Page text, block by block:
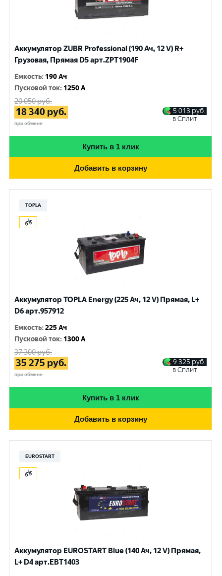
Аккумулятор ZUBR Professional (190 Ач, 12 V) R+
Грузовая, Прямая D5 арт.ZPT1904F
Емкость: 190 Ач
Пусковой ток: 1250 A
20 050руб.
18 340 руб.
при обмене
5 013 руб.
в Сплит
Купить в 1 клик
Добавить в корзину
TOPLA
Аккумулятор TOPLA Energy (225 Ач, 12 V) Прямая, L+
D6 арт.957912
Емкость:225 Ач
Пусковой ток: 1300 A
37 300руб.
35 275 руб.
при обмене
9 325 руб.
в Сплит
Купить в 1 клик
Добавить в корзину
EUROSTART
Аккумулятор EUROSTART Blue (140 Ач, 12 V) Прямая,
L+ D4 арт.EBT1403